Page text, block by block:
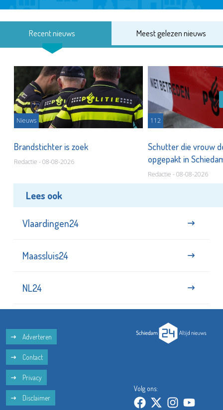
Recent nieuws Meest gelezen nieuws
Nieuws
Brandstichter is zoek
Redactie - 08-08-2026
112
Schutter die vrouw
opgepakt in
Redactie - 08-08-2026
Lees ook
Vlaardingen24
Maassluis24
NL24
Adverteren
Contact
Privacy
Disclaimer
Volg ons: